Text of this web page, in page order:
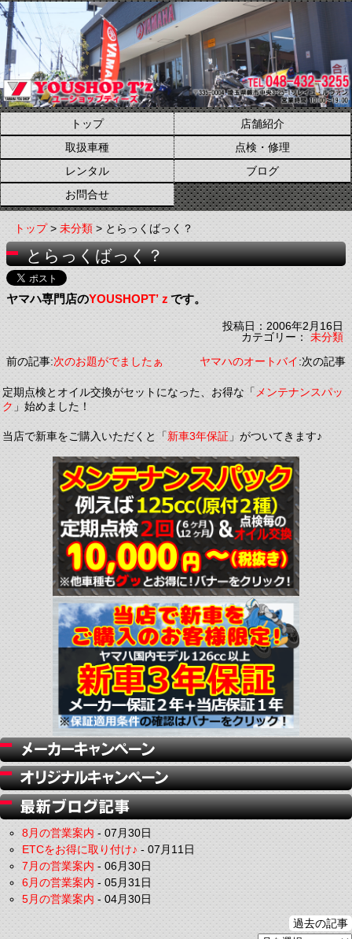
トップ
店舗紹介
取扱車種
点検・修理
レンタル
ブログ
お問合せ
トップ>未分類> とらっくばっく？
とらっくばっく？
ヤマハ専門店のYOUSHOPT’ｚです。
投稿日：2006年2月16日
カテゴリー：未分類
前の記事:次のお題がでましたぁ ヤマハのオートバイ:次の記事
定期点検とオイル交換がセットになった、お得な「メンテナンスパッ
ク」始めました！
当店で新車をご購入いただくと「新車3年保証」がついてきます♪
8月の営業案内-07月30日
ETCをお得に取り付け♪-07月11日
7月の営業案内-06月30日
6月の営業案内-05月31日
5月の営業案内-04月30日
過去の記事